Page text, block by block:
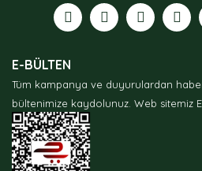
Görüş ve önerileriniz için
Ürün açıklamasında eksik bilgiler
Ürün bilgilerinde hatalar
Ürün fiyatı diğer sitelerden daha
Bu ürüne benzer farklı alternatifler
E-BÜLTEN
Tüm kampanya ve duyurulardan
bültenimize kaydolunuz. Web sitemiz